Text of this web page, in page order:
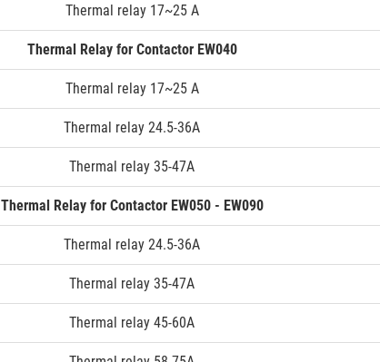
Thermal relay 17~25 A
Thermal Relay for Contactor EW040
Thermal relay 17~25 A
Thermal relay 24.5-36A
Thermal relay 35-47A
Thermal Relay for Contactor EW050 - EW090
Thermal relay 24.5-36A
Thermal relay 35-47A
Thermal relay 45-60A